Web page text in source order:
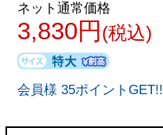
ネット通常価格
3,830円 (税込)
会員様 35ポイントGET!!